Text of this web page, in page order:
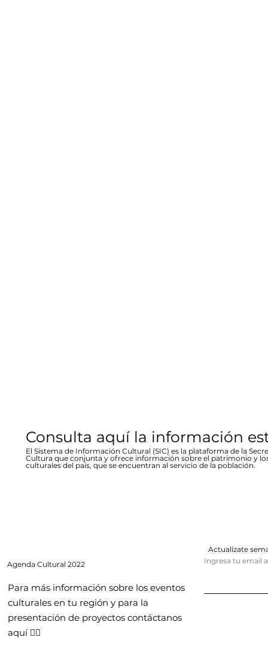
Consulta aquí la información
El Sistema de Información Cultural (SIC) es la plataforma de la
Cultura que conjunta y ofrece información sobre el patrimonio y
culturales del país, que se encuentran al servicio de la población.
Agenda Cultural 2022
Para más información sobre los eventos
culturales en tu región y para la
presentación de proyectos contáctanos
aquí 👇🏻
Actualízate
Ingresa tu email